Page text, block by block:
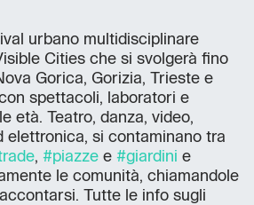
urbano multidisciplinare
Cities che si svolgerà fino
Gorica, Gorizia, Trieste e
spettacoli, laboratori e
età. Teatro, danza, video,
elettronica, si contaminano tra
, #piazze e #giardini e
le comunità, chiamandole
Tutte le info sugli